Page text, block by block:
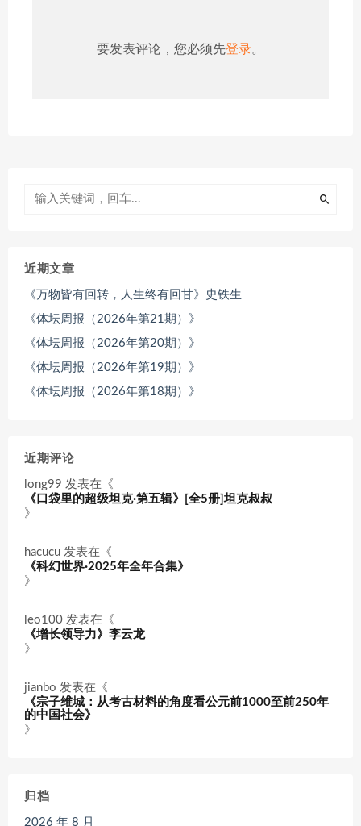
要发表评论，您必须先登录。
近期文章
《万物皆有回转，人生终有回甘》史铁生
《体坛周报（2026年第21期）》
《体坛周报（2026年第20期）》
《体坛周报（2026年第19期）》
《体坛周报（2026年第18期）》
近期评论
long99 发表在《
《口袋里的超级坦克·第五辑》[全5册]坦克叔叔
》
hacucu 发表在《
《科幻世界·2025年全年合集》
》
leo100 发表在《
《增长领导力》李云龙
》
jianbo 发表在《
《宗子维城：从考古材料的角度看公元前1000至前250年
的中国社会》
》
归档
2026 年 8 月